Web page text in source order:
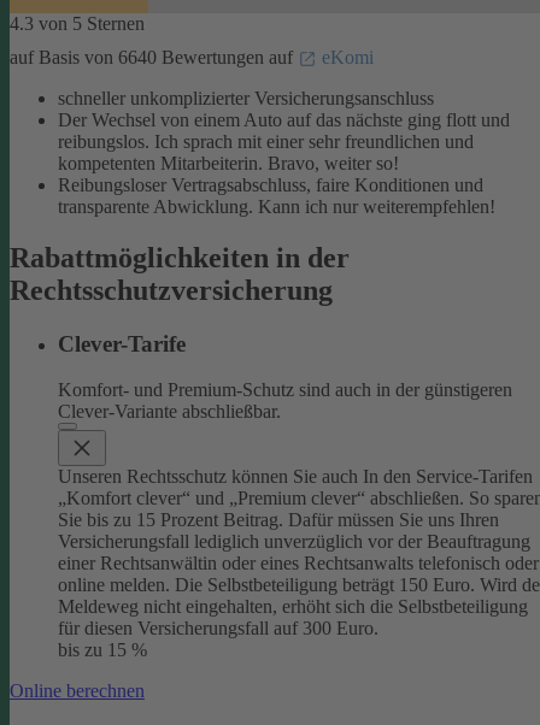
4.3 von 5 Sternen
auf Basis von 6640 Bewertungen auf
eKomi
schneller unkomplizierter Versicherungsanschluss
Der Wechsel von einem Auto auf das nächste ging flott und
reibungslos. Ich sprach mit einer sehr freundlichen und
kompetenten Mitarbeiterin. Bravo, weiter so!
Reibungsloser Vertragsabschluss, faire Konditionen und
transparente Abwicklung. Kann ich nur weiterempfehlen!
Rabattmöglichkeiten in der
Rechtsschutzversicherung
Clever-Tarife
Komfort- und Premium-Schutz sind auch in der günstigeren
Clever-Variante abschließbar.
Unseren Rechtsschutz können Sie auch In den Service-Tarifen
„Komfort clever“ und „Premium clever“ abschließen. So
Sie bis zu 15 Prozent Beitrag. Dafür müssen Sie uns Ihren
Versicherungsfall lediglich unverzüglich vor der Beauftragung
einer Rechtsanwältin oder eines Rechtsanwalts telefonisch oder
online melden. Die Selbstbeteiligung beträgt 150 Euro. Wird
Meldeweg nicht eingehalten, erhöht sich die Selbstbeteiligung
für diesen Versicherungsfall auf 300 Euro.
bis zu 15 %
Online berechnen